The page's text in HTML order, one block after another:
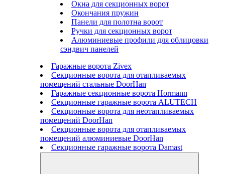
Окна для секционных ворот
Окончания пружин
Панели для полотна ворот
Ручки для секционных ворот
Алюминиевые профили для облицовки
сэндвич панелей
Гаражные ворота Zivex
Секционные ворота для отапливаемых
помещений стальные DoorHan
Гаражные секционные ворота Hormann
Секционные гаражные ворота ALUTECH
Секционные ворота для неотапливаемых
помещений DoorHan
Секционные ворота для отапливаемых
помещений алюминиевые DoorHan
Секционные гаражные ворота Damast